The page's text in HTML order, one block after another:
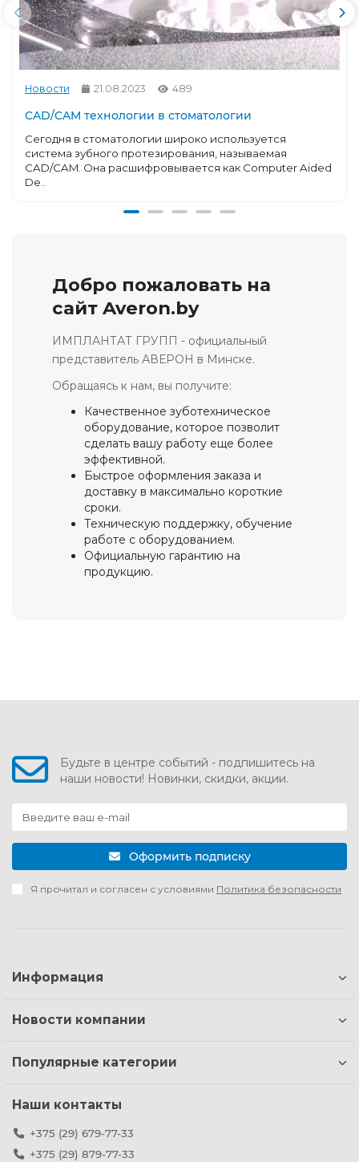
Новости 21.08.2023 489
CAD/CAM технологии в стоматологии
Сегодня в стоматологии широко используется
система зубного протезирования, называемая
CAD/CAM. Она расшифровывается как Computer Aided
De..
Добро пожаловать на
сайт Averon.by
ИМПЛАНТАТ ГРУПП - официальный
представитель АВЕРОН в Минске.
Обращаясь к нам, вы получите:
Качественное зуботехническое
оборудование, которое позволит
сделать вашу работу еще более
эффективной.
Быстрое оформления заказа и
доставку в максимально короткие
сроки.
Техническую поддержку, обучение
работе с оборудованием.
Официальную гарантию на
продукцию.
Будьте в центре событий - подпишитесь на
наши новости! Новинки, скидки, акции.
Оформить подписку
Я прочитал и согласен с условиями Политика безопасности
Информация
Новости компании
Популярные категории
Наши контакты
+375 (29) 679-77-33
+375 (29) 879-77-33